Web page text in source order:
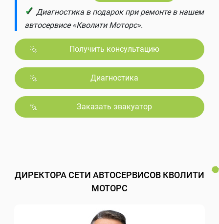
✓ Диагностика в подарок при ремонте в нашем
автосервисе «Кволити Моторс».
Получить консультацию
Диагностика
Заказать эвакуатор
ДИРЕКТОРА СЕТИ АВТОСЕРВИСОВ КВОЛИТИ
МОТОРС